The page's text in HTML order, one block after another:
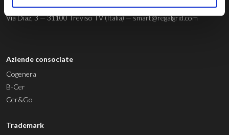
© 04803580267 |Privacy Policy|Cookie Policy|Whistleblowing
Via Diaz, 3 — 31100 Treviso TV (Italia) —smart@regalgrid.com
Aziende consociate
Cogenera
B-Cer
Cer&Go
Trademark